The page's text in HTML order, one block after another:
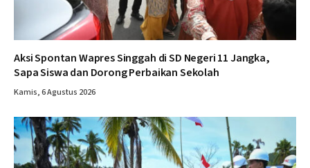
Aksi Spontan Wapres Singgah di SD Negeri 11 Jangka,
Sapa Siswa dan Dorong Perbaikan Sekolah
Kamis, 6 Agustus 2026